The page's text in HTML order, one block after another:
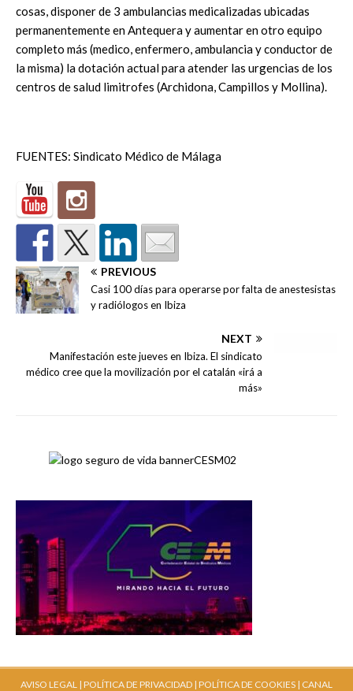
cosas, disponer de 3 ambulancias medicalizadas ubicadas
permanentemente en Antequera y aumentar en otro equipo
completo más (medico, enfermero, ambulancia y conductor de
la misma) la dotación actual para atender las urgencias de los
centros de salud limitrofes (Archidona, Campillos y Mollina).
FUENTES: Sindicato Médico de Málaga
PREVIOUS
Casi 100 días para operarse por falta de anestesistas
y radiólogos en Ibiza
NEXT
Manifestación este jueves en Ibiza. El sindicato
médico cree que la movilización por el catalán «irá a
más»
AVISO LEGAL | POLÍTICA DE PRIVACIDAD | POLÍTICA DE COOKIES | CANAL